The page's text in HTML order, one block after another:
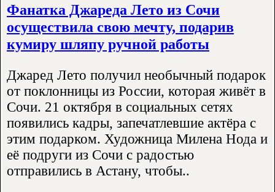
Фанатка Джареда Лето из Сочи
осуществила свою мечту, подарив
кумиру шляпу ручной работы
Джаред Лето получил необычный подарок
от поклонницы из России, которая живёт в
Сочи. 21 октября в социальных сетях
появились кадры, запечатлевшие актёра с
этим подарком. Художница Милена Нода и
её подруги из Сочи с радостью
отправились в Астану, чтобы..